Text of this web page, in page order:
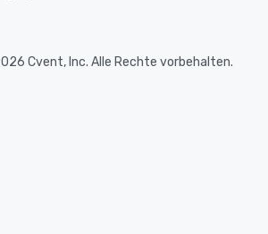
Cvent, Inc. Alle Rechte vorbehalten.